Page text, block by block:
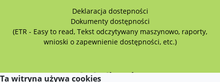
Deklaracja dostepności
Dokumenty dostępności
(ETR - Easy to read, Tekst odczytywany maszynowo, raporty,
wnioski o zapewnienie dostępności, etc.)
Lokalizacja
Ta witryna używa cookies